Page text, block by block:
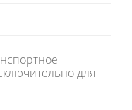
для